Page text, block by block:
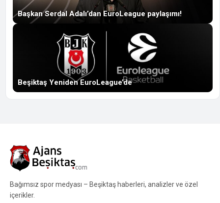
Başkan Serdal Adalı’dan EuroLeague paylaşımı!
Beşiktaş Yeniden EuroLeague’de
Bağımsız spor medyası – Beşiktaş haberleri, analizler ve özel
içerikler.